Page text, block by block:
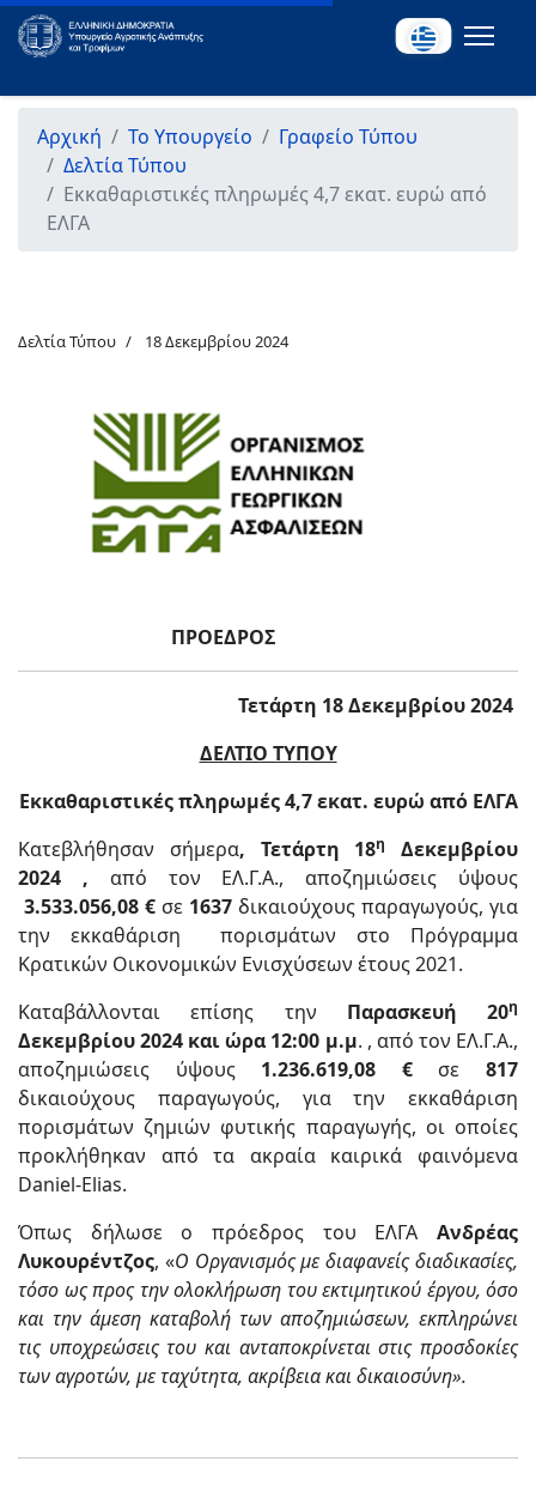
Αρχική Το Υπουργείο
Γραφείο Τύπου
Δελτία Τύπου
Εκκαθαριστικές πληρωμές 4,7 εκατ. ευρώ από
ΕΛΓΑ
Δελτία Τύπου 18 Δεκεμβρίου 2024
ΠΡΟΕΔΡΟΣ
Τετάρτη 18 Δεκεμβρίου 2024
ΔΕΛΤΙΟ ΤΥΠΟΥ
Εκκαθαριστικές πληρωμές 4,7 εκατ. ευρώ από ΕΛΓΑ
Κατεβλήθησαν σήμερα, Τετάρτη 18η
Δεκεμβρίου
2024 , από τον ΕΛ.Γ.Α., αποζημιώσεις ύψους
3.533.056,08 € σε 1637 δικαιούχους παραγωγούς, για
την εκκαθάριση πορισμάτων στο Πρόγραμμα
Κρατικών Οικονομικών Ενισχύσεων έτους 2021.
Καταβάλλονται επίσης την Παρασκευή 20η
Δεκεμβρίου 2024 και ώρα 12:00 μ.μ. , από τον ΕΛ.Γ.Α.,
αποζημιώσεις ύψους 1.236.619,08 € σε817
δικαιούχους παραγωγούς, για την εκκαθάριση
πορισμάτων ζημιών φυτικής παραγωγής, οι οποίες
προκλήθηκαν από τα ακραία καιρικά φαινόμενα
Daniel-Elias.
Όπως δήλωσε ο πρόεδρος του ΕΛΓΑ Ανδρέας
Λυκουρέντζος, «Ο Οργανισμός με διαφανείς διαδικασίες,
τόσο ως προς την ολοκλήρωση του εκτιμητικού έργου, όσο
και την άμεση καταβολή των αποζημιώσεων, εκπληρώνει
τις υποχρεώσεις του και ανταποκρίνεται στις προσδοκίες
των αγροτών, με ταχύτητα, ακρίβεια και δικαιοσύνη».